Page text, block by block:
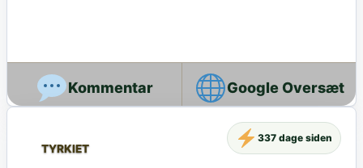
Google Oversæt
TYRKIET
337 dage siden